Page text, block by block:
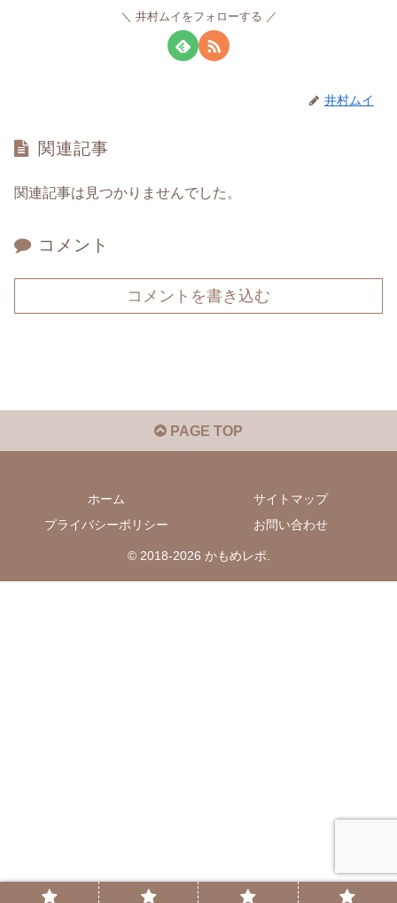
井村ムイをフォローする
井村ムイ
関連記事
関連記事は見つかりませんでした。
コメント
コメントを書き込む
PAGE TOP
ホーム
サイトマップ
プライバシーポリシー
お問い合わせ
© 2018-2026 かもめレポ.